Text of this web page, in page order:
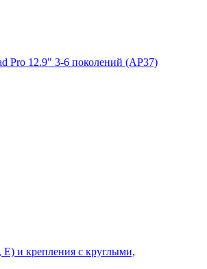
Pro 12.9" 3-6 поколений (AP37)
и крепления с круглыми,